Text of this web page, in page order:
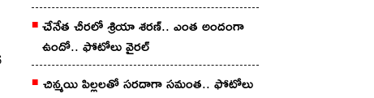
చేనేత చీర‌లో శ్రియా శ‌ర‌ణ్‌.. ఎంత అందంగా
ఉందో.. ఫోటోలు వైర‌ల్
చిన్మ‌యి పిల్ల‌ల‌తో స‌ర‌దాగా సమంత‌.. ఫోటోలు